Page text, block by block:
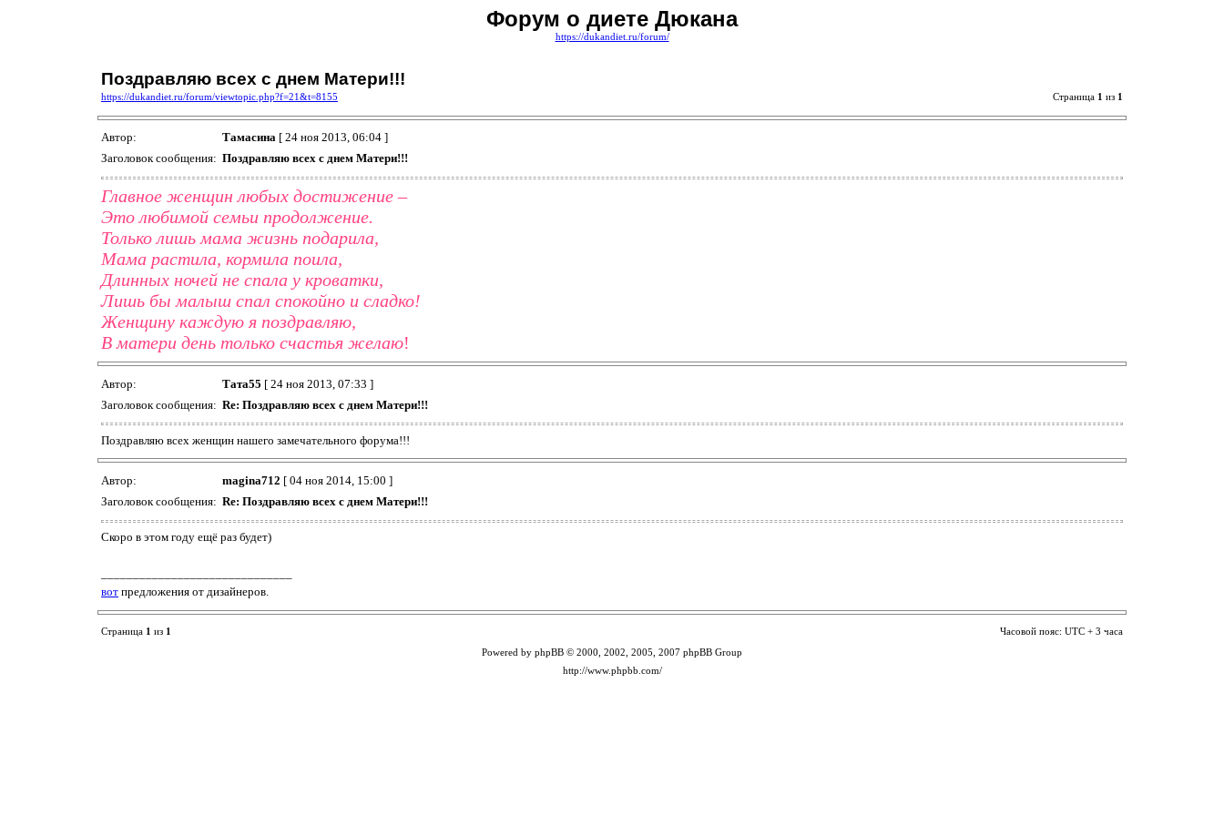
Форум о диете Дюкана
https://dukandiet.ru/forum/
Поздравляю всех с днем Матери!!!
https://dukandiet.ru/forum/viewtopic.php?f=21&t=8155 Страница 1 из 1
Автор: Тамасина [ 24 ноя 2013, 06:04 ]
Заголовок сообщения: Поздравляю всех с днем Матери!!!
Главное женщин любых достижение –
Это любимой семьи продолжение.
Только лишь мама жизнь подарила,
Мама растила, кормила поила,
Длинных ночей не спала у кроватки,
Лишь бы малыш спал спокойно и сладко!
Женщину каждую я поздравляю,
В матери день только счастья желаю!
Автор: Тата55 [ 24 ноя 2013, 07:33 ]
Заголовок сообщения: Re: Поздравляю всех с днем Матери!!!
Поздравляю всех женщин нашего замечательного форума!!!
Автор: magina712 [ 04 ноя 2014, 15:00 ]
Заголовок сообщения: Re: Поздравляю всех с днем Матери!!!
Скоро в этом году ещё раз будет)
вот предложения от дизайнеров.
Страница 1 из 1 Часовой пояс: UTC + 3 часа
Powered by phpBB © 2000, 2002, 2005, 2007 phpBB Group
http://www.phpbb.com/